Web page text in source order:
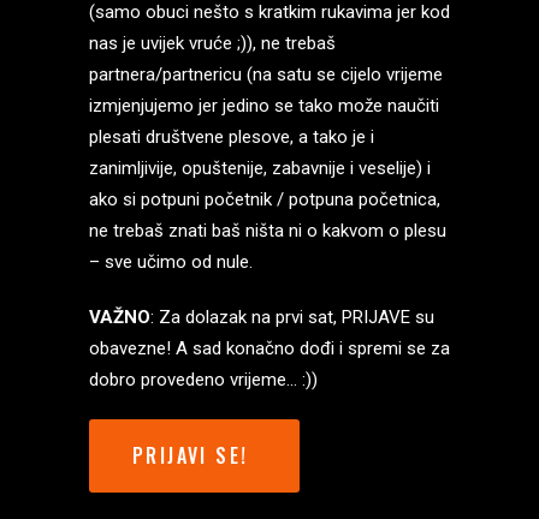
(samo obuci nešto s kratkim rukavima jer kod
nas je uvijek vruće ;)), ne trebaš
partnera/partnericu (na satu se cijelo vrijeme
izmjenjujemo jer jedino se tako može naučiti
plesati društvene plesove, a tako je i
zanimljivije, opuštenije, zabavnije i veselije) i
ako si potpuni početnik / potpuna početnica,
ne trebaš znati baš ništa ni o kakvom o plesu
– sve učimo od nule.
VAŽNO: Za dolazak na prvi sat, PRIJAVE su
obavezne! A sad konačno dođi i spremi se za
dobro provedeno vrijeme… :))
PRIJAVI SE!